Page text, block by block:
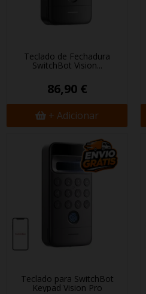
Teclado de Fechadura
SwitchBot Vision...
86,90 €
+ Adicionar
Teclado para SwitchBot
Keypad Vision Pro